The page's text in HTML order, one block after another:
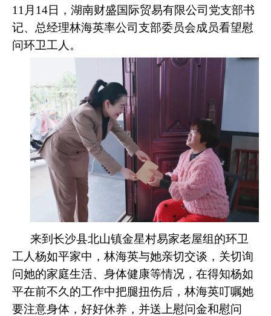
11月14日，湖南财盛国际贸易有限公司党支部书
记、总经理林海英率公司支部委员会成员看望慰
问环卫工人。
来到长沙县北山镇金星村易家老屋组的环卫
工人杨如平家中，林海英与她亲切交谈，关切询
问她的家庭生活、身体健康等情况，在得知杨如
平在前不久的工作中把腿扭伤后，林海英叮嘱她
要注意身体，好好休养，并送上慰问金和慰问